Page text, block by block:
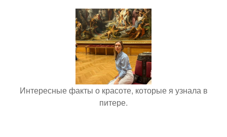
Интересные факты о красоте, которые я узнала в
питере.